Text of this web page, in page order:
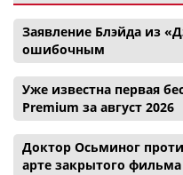
Заявление Блэйда из
ошибочным
Уже известна первая
Premium за август 2026
Доктор Осьминог
арте закрытого